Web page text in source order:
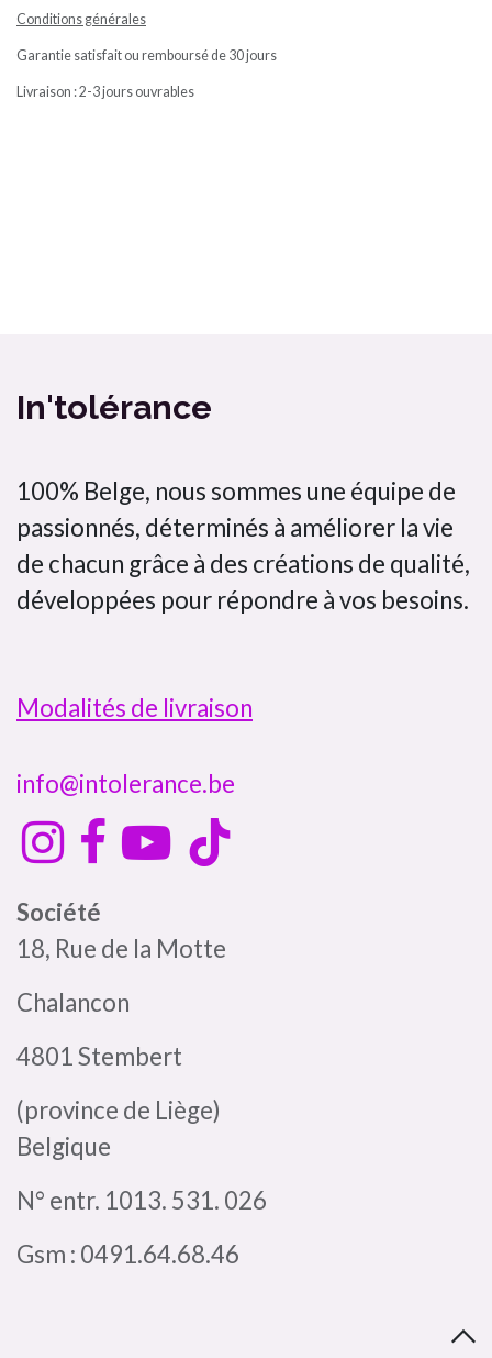
Conditions générales
Garantie satisfait ou remboursé de 30 jours
Livraison : 2-3 jours ouvrables
In'tolérance
100% Belge, nous sommes une équipe de
passionnés, déterminés à améliorer la vie
de chacun grâce à des créations de qualité,
développées pour répondre à vos besoins.
Modalités de livraison
info@intolerance.be
Société
18, Rue de la Motte
Chalancon
4801 Stembert
(province de Liège)
Belgique
N° entr. 1013. 531. 026
Gsm : 0491.64.68.46